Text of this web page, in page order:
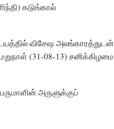
கடுங்கால்
விசேஷ அலங்காரத்துடன்
(31-08-13) சனிக்கிழமை
அருளுக்குப்